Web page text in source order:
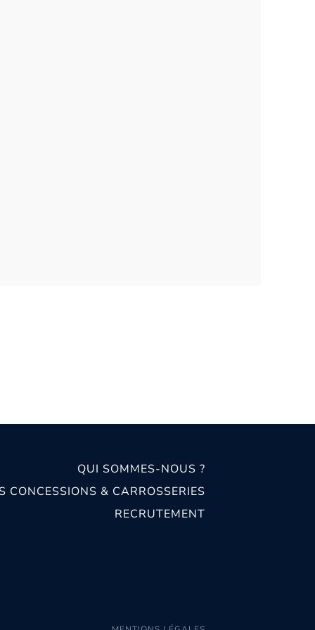
QUI SOMMES-NOUS ?
CONCESSIONS & CARROSSERIES
RECRUTEMENT